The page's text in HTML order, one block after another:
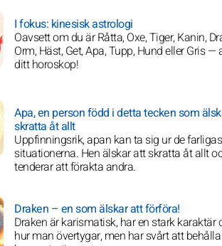
I fokus: kinesisk astrologi
Oavsett om du är Råtta, Oxe, Tiger, Kanin,
Orm, Häst, Get, Apa, Tupp, Hund eller Gris —
ditt horoskop!
Apa, en person född i detta tecken som
skratta åt allt
Uppfinningsrik, apan kan ta sig ur de
situationerna. Hen älskar att skratta åt allt
tenderar att förakta andra.
Draken – en som älskar att förföra!
Draken är karismatisk, har en stark karaktär
hur man övertygar, men har svårt att behålla